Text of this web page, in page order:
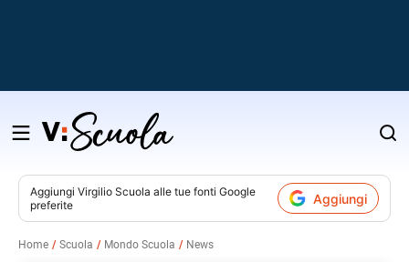
Salta
contenuto
Aggiungi Virgilio Scuola alle tue fonti Google
preferite
Aggiungi
Home Scuola Mondo Scuola News